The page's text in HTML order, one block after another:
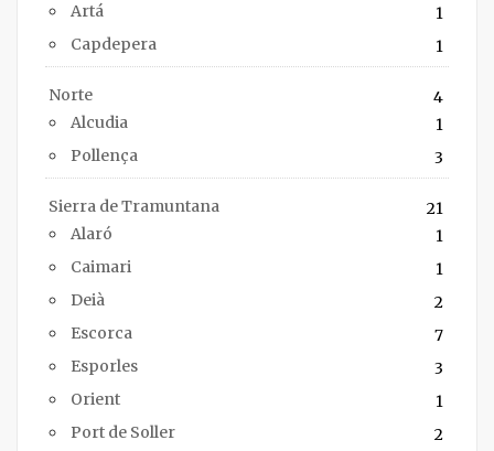
Artá
1
Capdepera
1
Norte
4
Alcudia
1
Pollença
3
Sierra de Tramuntana
21
Alaró
1
Caimari
1
Deià
2
Escorca
7
Esporles
3
Orient
1
Port de Soller
2